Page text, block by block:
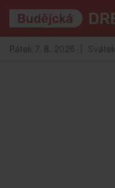
Pátek 7. 8. 2026 |